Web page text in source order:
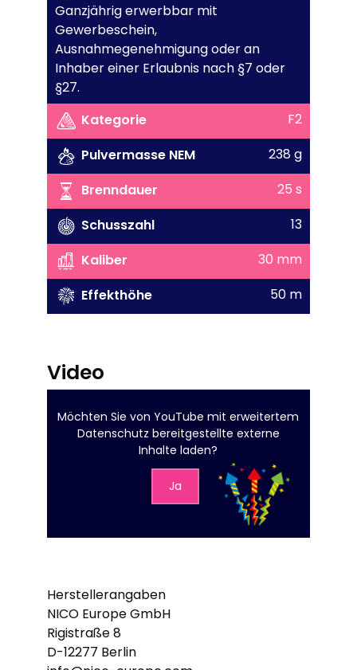
Ganzjährig erwerbbar mit
Gewerbeschein,
Ausnahmegenehmigung oder an
Inhaber einer Erlaubnis nach §7 oder
§27.
Kategorie
F2
Pulvermasse NEM
238 g
Brenndauer
25 s
Schusszahl
13
Kaliber
30 mm
Effekthöhe
50 m
Video
Möchten Sie vonYouTube mit erweitertem
Datenschutz bereitgestellte externe
Inhalte laden?
Ja
Herstellerangaben
NICO Europe GmbH
Rigistraße 8
D-12277 Berlin